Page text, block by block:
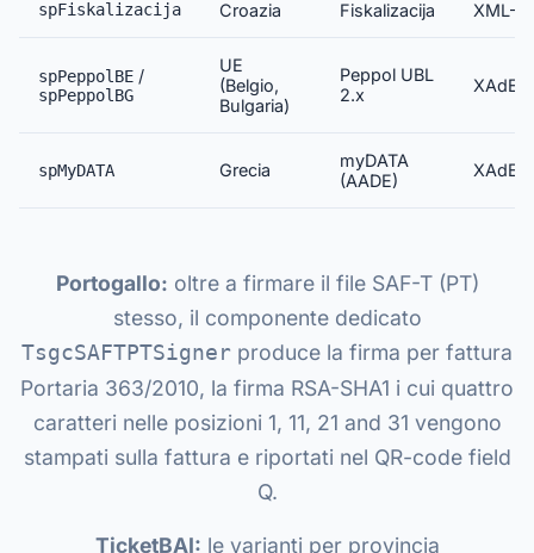
spFiskalizacija Croazia Fiskalizacija XML-
spPeppolBE /
spPeppolBG
UE
(Belgio,
Bulgaria)
Peppol UBL
2.x
XAdES
spMyDATA Grecia
myDATA
(AADE)
XAdES
Portogallo: oltre a firmare il file SAF-T (PT)
stesso, il componente dedicato
TsgcSAFTPTSigner produce la firma per fattura
Portaria 363/2010, la firma RSA-SHA1 i cui quattro
caratteri nelle posizioni 1, 11, 21 and 31 vengono
stampati sulla fattura e riportati nel QR-code field
Q.
TicketBAI: le varianti per provincia